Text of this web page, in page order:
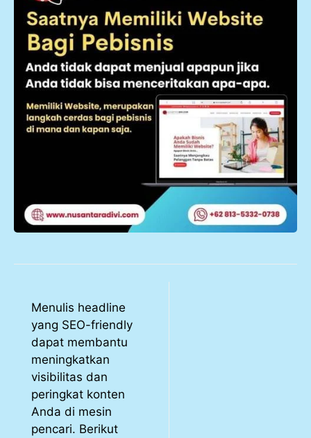
Menulis headline
yang SEO-friendly
dapat membantu
meningkatkan
visibilitas dan
peringkat konten
Anda di mesin
pencari. Berikut